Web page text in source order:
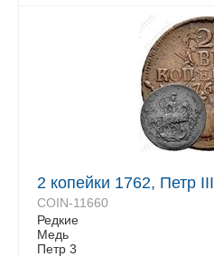
2 копейки 1762, Петр III
COIN-11660
Редкие
Медь
Петр 3